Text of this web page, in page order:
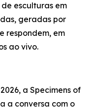
esculturas em
geradas por
respondem, em
ao vivo.
a Specimens of
a conversa com o